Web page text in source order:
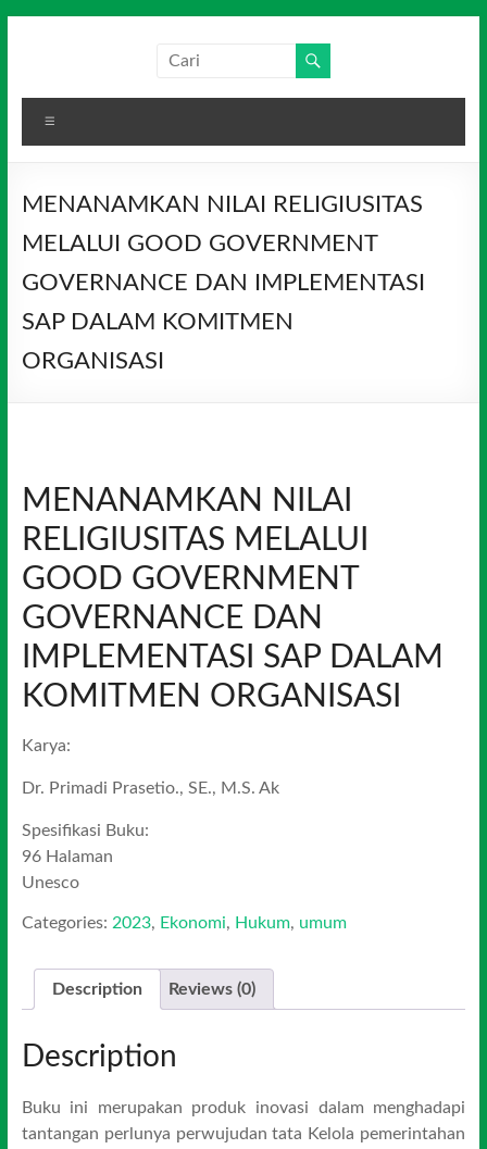
Media
Indonesia
MENANAMKAN NILAI RELIGIUSITAS
MELALUI GOOD GOVERNMENT
GOVERNANCE DAN IMPLEMENTASI
SAP DALAM KOMITMEN
ORGANISASI
MENANAMKAN NILAI
RELIGIUSITAS MELALUI
GOOD GOVERNMENT
GOVERNANCE DAN
IMPLEMENTASI SAP DALAM
KOMITMEN ORGANISASI
Karya:
Dr. Primadi Prasetio., SE., M.S. Ak
Spesifikasi Buku:
96 Halaman
Unesco
Categories: 2023, Ekonomi, Hukum, umum
Description Reviews (0)
Description
Buku ini merupakan produk inovasi dalam menghadapi
tantangan perlunya perwujudan tata Kelola pemerintahan